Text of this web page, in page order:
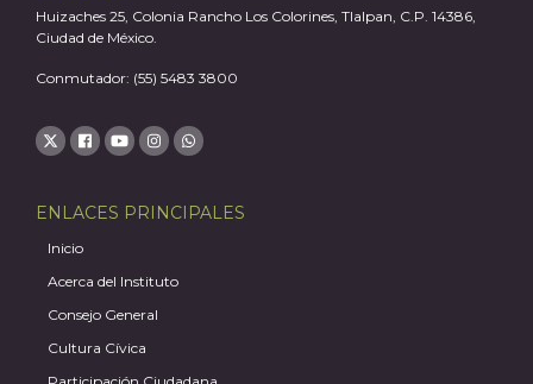
Huizaches 25, Colonia Rancho Los Colorines, Tlalpan, C.P. 14386,
Ciudad de México.
Conmutador: (55) 5483 3800
ENLACES PRINCIPALES
Inicio
Acerca del Instituto
Consejo General
Cultura Cívica